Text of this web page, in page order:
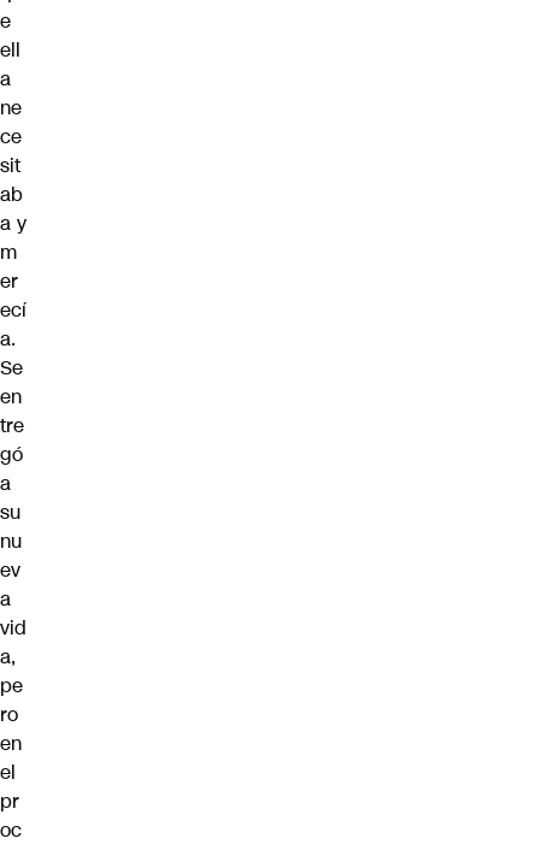
e
ell
a
ne
ce
sit
ab
a y
m
er
ecí
a.
Se
en
tre
gó
a
su
nu
ev
a
vid
a,
pe
ro
en
el
pr
oc